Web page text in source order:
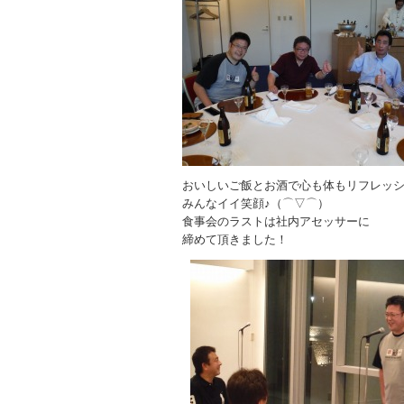
おいしいご飯とお酒で心も体もリフレッ
みんなイイ笑顔♪（⌒▽⌒）
食事会のラストは社内アセッサーに
締めて頂きました！